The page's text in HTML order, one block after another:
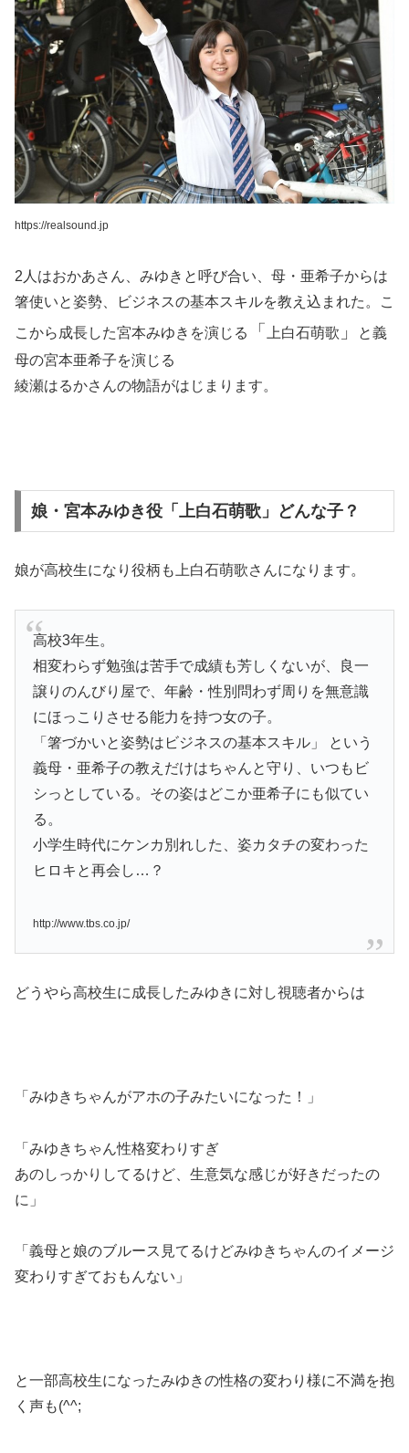
https://realsound.jp
2人はおかあさん、みゆきと呼び合い、母・亜希子からは
箸使いと姿勢、ビジネスの基本スキルを教え込まれた。こ
こから成長した宮本みゆきを演じる
「 上白石萌歌 」
と義
母の宮本亜希子を演じる
綾瀬はるかさんの物語がはじまります。
娘・宮本みゆき役「上白石萌歌」どんな子？
娘が高校生になり役柄も上白石萌歌さんになります。
高校3年生。
相変わらず勉強は苦手で成績も芳しくないが、良一
譲りのんびり屋で、年齢・性別問わず周りを無意識
にほっこりさせる能力を持つ女の子。
「箸づかいと姿勢はビジネスの基本スキル」 という
義母・亜希子の教えだけはちゃんと守り、いつもビ
シっとしている。その姿はどこか亜希子にも似てい
る。
小学生時代にケンカ別れした、姿カタチの変わった
ヒロキと再会し…？
http://www.tbs.co.jp/
どうやら高校生に成長したみゆきに対し視聴者からは
「みゆきちゃんがアホの子みたいになった！」
「みゆきちゃん性格変わりすぎ
あのしっかりしてるけど、生意気な感じが好きだったの
に」
「義母と娘のブルース見てるけどみゆきちゃんのイメージ
変わりすぎておもんない」
と一部高校生になったみゆきの性格の変わり様に不満を抱
く声も(^^;